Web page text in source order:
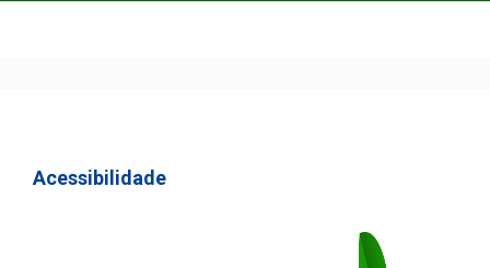
Acessibilidade